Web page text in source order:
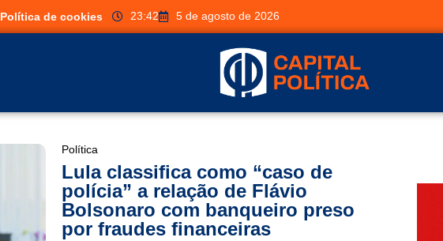
Política de cookies 23:42 5 de agosto de 2026
Política
Lula classifica como “caso de
polícia” a relação de Flávio
Bolsonaro com banqueiro preso
por fraudes financeiras